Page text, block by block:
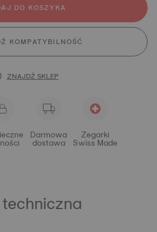
DO KOSZYKA
KOMPATYBILNOŚĆ
ZNAJDŹ SKLEP
Darmowa
dostawa
Zegarki
Swiss Made